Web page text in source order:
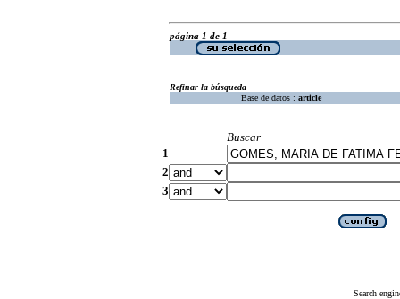
página 1 de 1
Refinar la búsqueda
Base de datos : article
Buscar
1
2
3
Search